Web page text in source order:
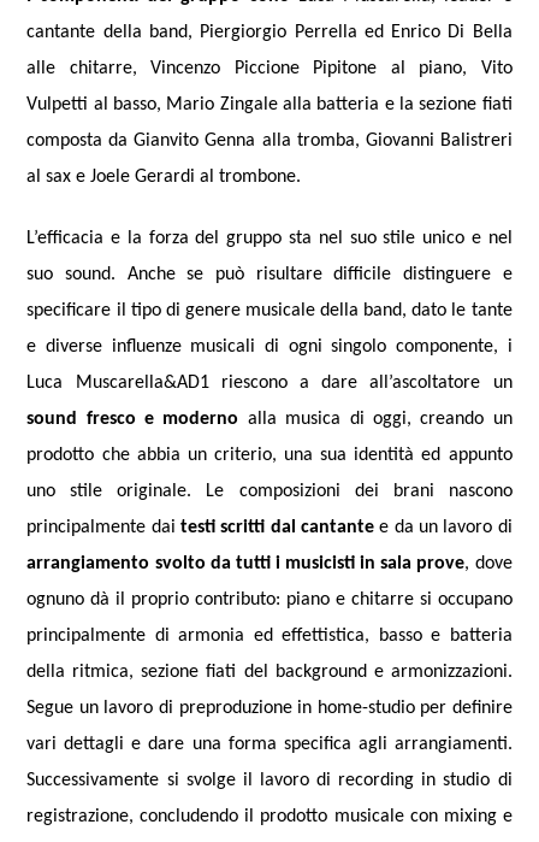
cantante della band, Piergiorgio Perrella ed Enrico Di Bella
alle chitarre, Vincenzo Piccione Pipitone al piano, Vito
Vulpetti al basso, Mario Zingale alla batteria e la sezione fiati
composta da Gianvito Genna alla tromba, Giovanni Balistreri
al sax e Joele Gerardi al trombone.
L’efficacia e la forza del gruppo sta nel suo stile unico e nel
suo sound. Anche se può risultare difficile distinguere e
specificare il tipo di genere musicale della band, dato le tante
e diverse influenze musicali di ogni singolo componente, i
Luca Muscarella&AD1 riescono a dare all’ascoltatore un
sound fresco e moderno alla musica di oggi, creando un
prodotto che abbia un criterio, una sua identità ed appunto
uno stile originale. Le composizioni dei brani nascono
principalmente daitesti scritti dal cantante e da un lavoro di
arrangiamento svolto da tutti i musicisti in sala prove, dove
ognuno dà il proprio contributo: piano e chitarre si occupano
principalmente di armonia ed effettistica, basso e batteria
della ritmica, sezione fiati del background e armonizzazioni.
Segue un lavoro di preproduzione in home-studio per definire
vari dettagli e dare una forma specifica agli arrangiamenti.
Successivamente si svolge il lavoro di recording in studio di
registrazione, concludendo il prodotto musicale con mixing e